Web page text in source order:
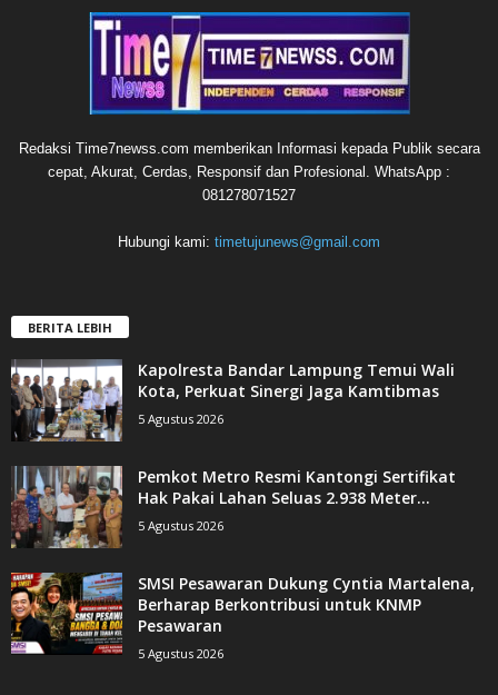
Redaksi Time7newss.com memberikan Informasi kepada Publik secara
cepat, Akurat, Cerdas, Responsif dan Profesional. WhatsApp :
081278071527
Hubungi kami: timetujunews@gmail.com
BERITA LEBIH
Kapolresta Bandar Lampung Temui Wali
Kota, Perkuat Sinergi Jaga Kamtibmas
5 Agustus 2026
Pemkot Metro Resmi Kantongi Sertifikat
Hak Pakai Lahan Seluas 2.938 Meter...
5 Agustus 2026
SMSI Pesawaran Dukung Cyntia Martalena,
Berharap Berkontribusi untuk KNMP
Pesawaran
5 Agustus 2026